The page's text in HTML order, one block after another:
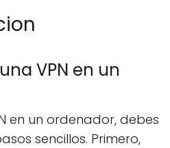
VPN en un
en un ordenador, debes
sencillos. Primero,